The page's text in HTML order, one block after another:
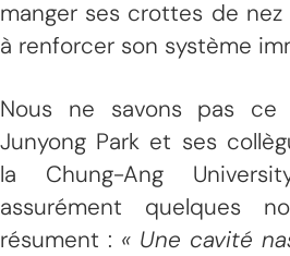
manger ses crottes de
à renforcer son système
Nous ne savons pas
Junyong Park et ses
la Chung-Ang
assurément quelques
résument : « Une cavité